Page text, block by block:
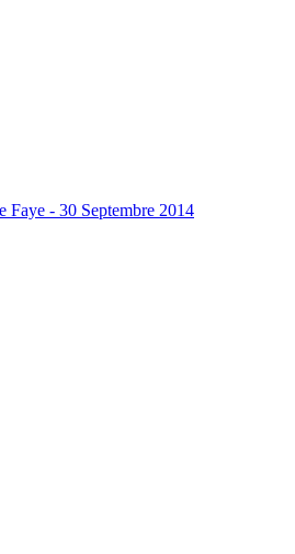
- 30 Septembre 2014